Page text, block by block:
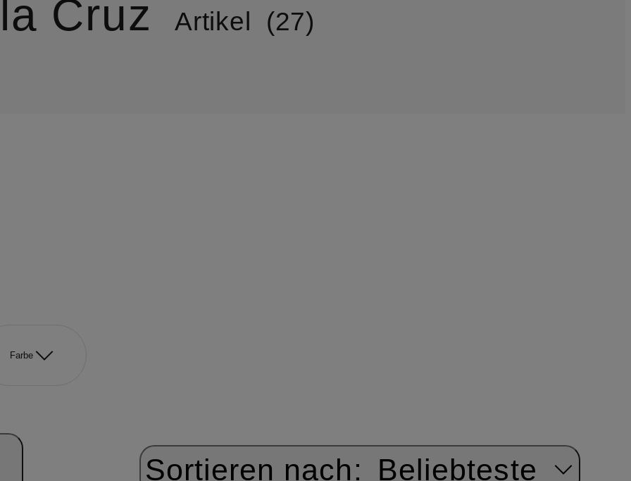
Cruz Artikel 27
Farbe
Sortieren nach: Beliebteste